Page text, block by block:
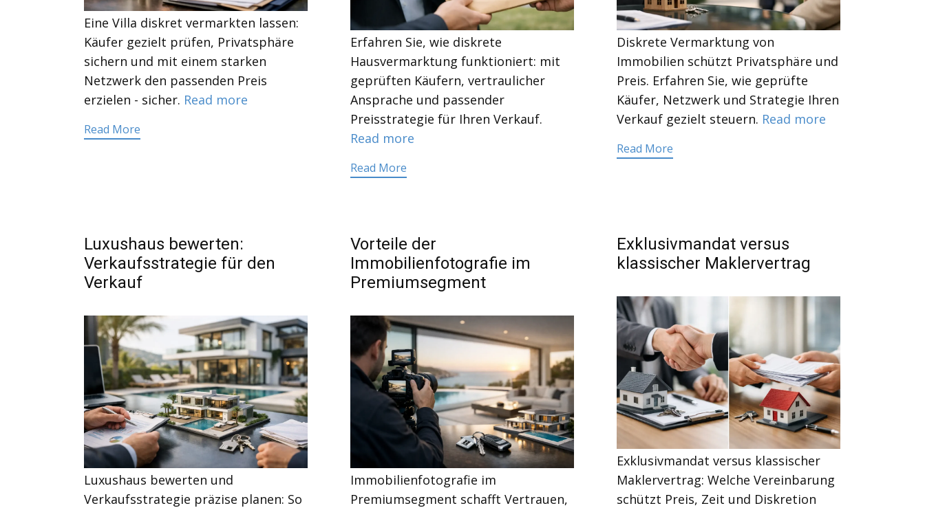
Eine Villa diskret vermarkten lassen:
Käufer gezielt prüfen, Privatsphäre
sichern und mit einem starken
Netzwerk den passenden Preis
erzielen - sicher. Read more
Read More
Erfahren Sie, wie diskrete
Hausvermarktung funktioniert: mit
geprüften Käufern, vertraulicher
Ansprache und passender
Preisstrategie für Ihren Verkauf.
Read more
Read More
Diskrete Vermarktung von
Immobilien schützt Privatsphäre und
Preis. Erfahren Sie, wie geprüfte
Käufer, Netzwerk und Strategie Ihren
Verkauf gezielt steuern. Read more
Read More
Luxushaus bewerten:
Verkaufsstrategie für den
Verkauf
Luxushaus bewerten und
Verkaufsstrategie präzise planen: So
Vorteile der
Immobilienfotografie im
Premiumsegment
Immobilienfotografie im
Premiumsegment schafft Vertrauen,
Exklusivmandat versus
klassischer Maklervertrag
Exklusivmandat versus klassischer
Maklervertrag: Welche Vereinbarung
schützt Preis, Zeit und Diskretion